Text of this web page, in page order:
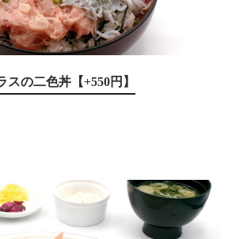
の二色丼【+550円】